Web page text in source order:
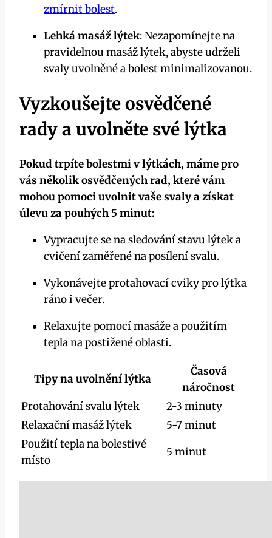
zmírnit ​bolest.
Lehká masáž lýtek: ‍Nezapomínejte na
pravidelnou⁣ masáž lýtek, abyste udrželi
svaly uvolněné a ‍bolest minimalizovanou.
Vyzkoušejte osvědčené
rady a uvolněte své lýtka
Pokud ⁤trpíte bolestmi v⁢ lýtkách,‌ máme pro
vás několik osvědčených rad, které vám
‌mohou pomoci uvolnit vaše‌ svaly a získat
úlevu za pouhých 5 minut:
Vypracujte se na sledování stavu lýtek ​a
cvičení zaměřené na posílení svalů.
Vykonávejte protahovací cviky pro lýtka
ráno ‍i večer.
Relaxujte​ pomocí ‌masáže a použitím
tepla na postižené‍ oblasti.
Tipy na uvolnění‍ lýtka
Časová
náročnost
Protahování svalů lýtek
2-3 minuty
Relaxační masáž lýtek
5-7 minut
Použití tepla⁢ na bolestivé
místo
5 minut